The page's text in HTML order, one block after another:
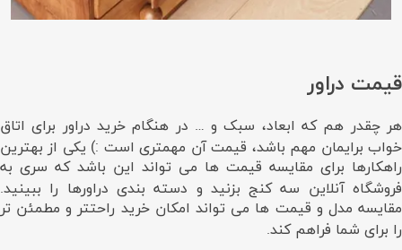
قیمت دراور
هر چقدر هم که ابعاد، سبک و … در هنگام خرید دراور برای اتاق
خواب برایمان مهم باشد، قیمت آن مهمتری است :) یکی از بهترین
راهکارها برای مقایسه قیمت ها می تواند این باشد که سری به
فروشگاه آنلاین سه کنج بزنید و دسته بندی دراورها را ببینید.
مقایسه مدل و قیمت ها می تواند امکان خرید راحتتر و مطمئن تر
را برای شما فراهم کند.